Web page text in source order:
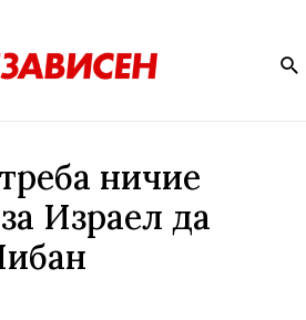
ничие
Израел да